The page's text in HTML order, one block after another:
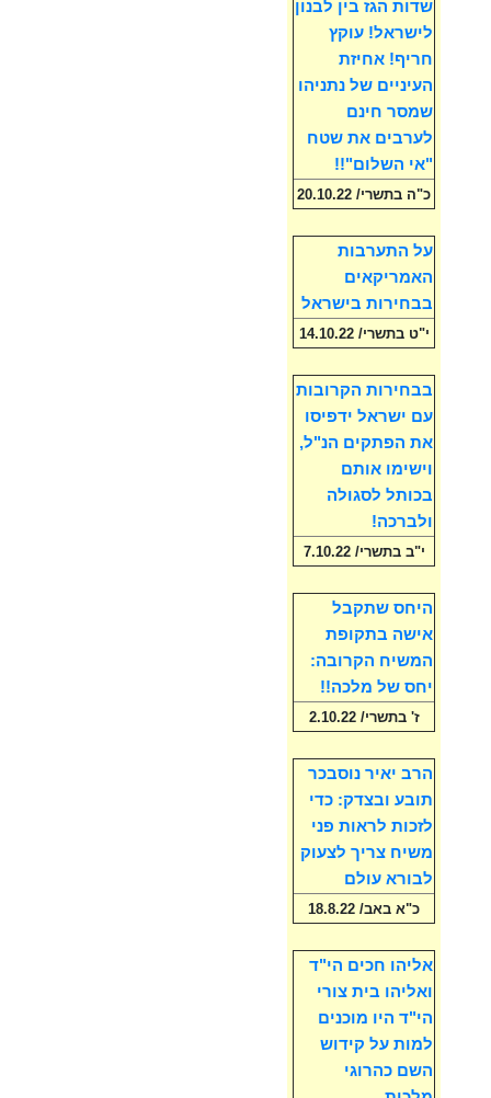
שדות הגז בין לבנון
לישראל! עוקץ
חריף! אחיזת
העיניים של נתניהו
שמסר חינם
לערבים את שטח
"אי השלום"!!
כ"ה בתשרי/ 20.10.22
על התערבות
האמריקאים
בבחירות בישראל
י"ט בתשרי/ 14.10.22
בבחירות הקרובות
עם ישראל ידפיסו
את הפתקים הנ"ל,
וישימו אותם
בכותל לסגולה
ולברכה!
י"ב בתשרי/ 7.10.22
היחס שתקבל
אישה בתקופת
המשיח הקרובה:
יחס של מלכה!!
ז' בתשרי/ 2.10.22
הרב יאיר נוסבכר
תובע ובצדק: כדי
לזכות לראות פני
משיח צריך לצעוק
לבורא עולם
כ"א באב/ 18.8.22
אליהו חכים הי"ד
ואליהו בית צורי
הי"ד היו מוכנים
למות על קידוש
השם כהרוגי